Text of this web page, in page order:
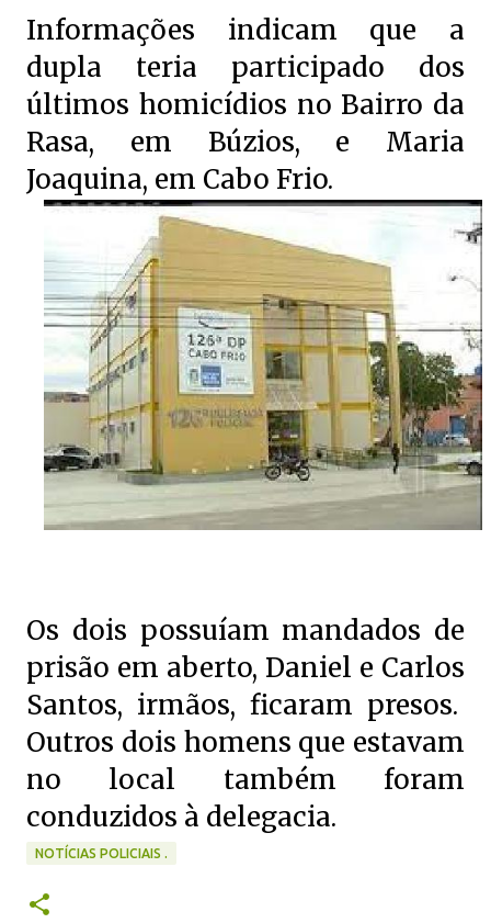
Informações indicam que a
dupla teria participado dos
últimos homicídios no Bairro da
Rasa, em Búzios, e Maria
Joaquina, em Cabo Frio.
Os dois possuíam mandados de
prisão em aberto, Daniel e Carlos
Santos, irmãos, ficaram presos.
Outros dois homens que estavam
no local também foram
conduzidos à delegacia.
NOTÍCIAS POLICIAIS .